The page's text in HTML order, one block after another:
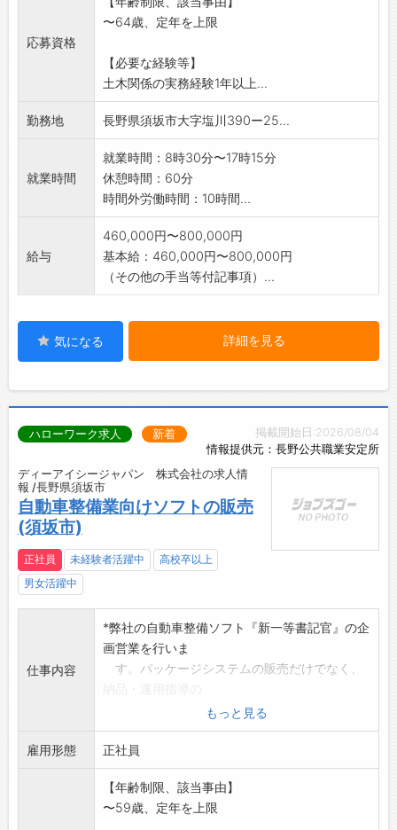
関となります。通勤
は、直行直帰です。
※受注が多く、増員募集中です!
※実績は当社HPでご紹介しています。
応募資格
〜64歳、定年を上限
【必要な経験等】
土木関係の実務経験1年以上...
勤務地 長野県須坂市大字塩川390ー25...
就業時間
就業時間：8時30分〜17時15分
休憩時間：60分
時間外労働時間：10時間...
給与
460,000円〜800,000円
基本給：460,000円〜800,000円
（その他の手当等付記事項）...
気になる 詳細を見る
掲載開始日:2026/08/04
情報提供元：長野公共職業安定所
ハローワーク求人 新着
ディーアイシージャパン 株式会社の求人情
報 /長野県須坂市
自動車整備業向けソフトの販売
(須坂市)
正社員 未経験者活躍中
高校卒以上
男女活躍中
仕事内容
*弊社の自動車整備ソフト『新一等書記官』の企
画営業を行いま
す。パッケージシステムの販売だけでなく、
アフターフォローまで行います。
【仕事の変更範囲:会社が定
める業務】
*担当地域の車両販売店・自動車整備工場・自動
車鈑金工場が主
な営業先です。
もっと見る
雇用形態 正社員
【年齢制限、該当事由】
〜59歳、定年を上限